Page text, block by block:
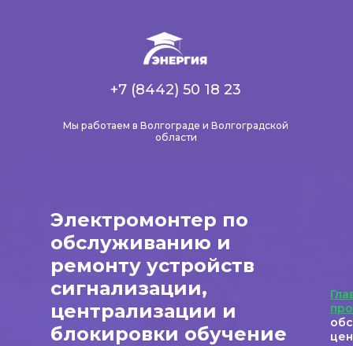
Мы работаем в Волгограде и Волгоградской
области
+7 (8442) 50 18 23
Электромонтер по
обслуживанию и
ремонту устройств
сигнализации,
централизации и
блокировки обучение